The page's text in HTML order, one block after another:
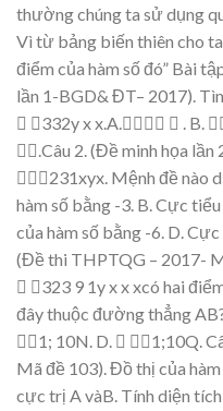
thường chúng ta sửdụng
Vì từ bảng biến thiên cho
điểm của hàm sốđó” Bài tậ
lần 1-BGD& ĐT– 2017).
 332yxx.A.  . B.
.Câu 2.(Đề minh họa lần
231xyx. Mệnh đề nào
hàm số bằng -3. B.Cực tiể
của hàm số bằng -6. D.Cực
(Đề thi THPTQG – 2017-
 323 9 1yxxxcó hai điể
đây thuộc đường thẳng
1; 10N. D.  1;10Q.
Mã đề 103).Đồthị của hàm
cực trị A vàB. Tính diện tích